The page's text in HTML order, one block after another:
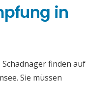
in
finden auf
Sie müssen